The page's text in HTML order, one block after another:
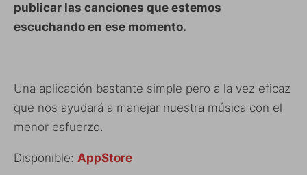
publicar las canciones que estemos
escuchando en ese momento.
Una aplicación bastante simple pero a la vez eficaz
que nos ayudará a manejar nuestra música con el
menor esfuerzo.
Disponible: AppStore